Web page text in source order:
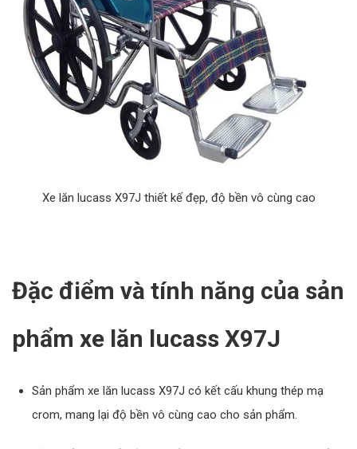
Xe lăn lucass X97J thiết kế đẹp, độ bền vô cùng cao
Đặc điểm và tính năng của sản
phẩm xe lăn lucass X97J
Sản phẩm xe lăn lucass X97J có kết cấu khung thép mạ
crom, mang lại độ bền vô cùng cao cho sản phẩm.